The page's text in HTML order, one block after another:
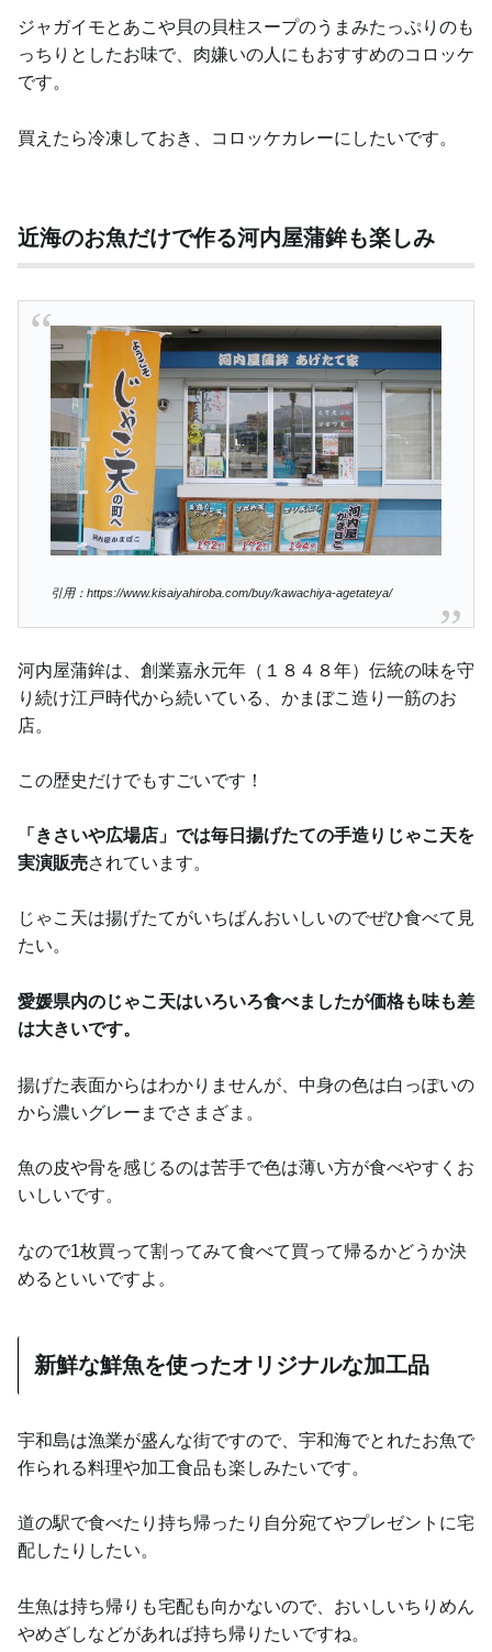
ジャガイモとあこや貝の貝柱スープのうまみたっぷりのも
っちりとしたお味で、肉嫌いの人にもおすすめのコロッケ
です。
買えたら冷凍しておき、コロッケカレーにしたいです。
近海のお魚だけで作る河内屋蒲鉾も楽しみ
引用：https://www.kisaiyahiroba.com/buy/kawachiya-agetateya/
河内屋蒲鉾は、創業嘉永元年（１８４８年）伝統の味を守
り続け江戸時代から続いている、かまぼこ造り一筋のお
店。
この歴史だけでもすごいです！
「きさいや広場店」では毎日揚げたての手造りじゃこ天を
実演販売されています。
じゃこ天は揚げたてがいちばんおいしいのでぜひ食べて見
たい。
愛媛県内のじゃこ天はいろいろ食べましたが価格も味も差
は大きいです。
揚げた表面からはわかりませんが、中身の色は白っぽいの
から濃いグレーまでさまざま。
魚の皮や骨を感じるのは苦手で色は薄い方が食べやすくお
いしいです。
なので1枚買って割ってみて食べて買って帰るかどうか決
めるといいですよ。
新鮮な鮮魚を使ったオリジナルな加工品
宇和島は漁業が盛んな街ですので、宇和海でとれたお魚で
作られる料理や加工食品も楽しみたいです。
道の駅で食べたり持ち帰ったり自分宛てやプレゼントに宅
配したりしたい。
生魚は持ち帰りも宅配も向かないので、おいしいちりめん
やめざしなどがあれば持ち帰りたいですね。